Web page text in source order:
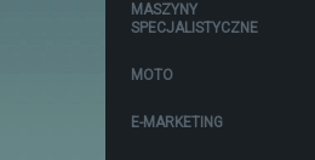
MASZYNY
SPECJALISTYCZNE
MOTO
E-MARKETING